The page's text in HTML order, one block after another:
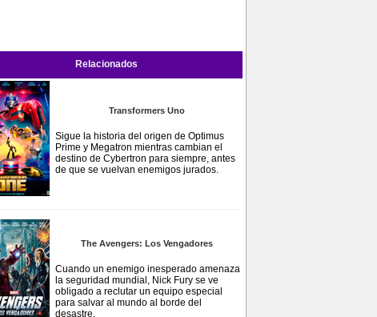
Relacionados
Transformers Uno
Sigue la historia del origen de Optimus
Prime y Megatron mientras cambian el
destino de Cybertron para siempre, antes
de que se vuelvan enemigos jurados.
The Avengers: Los Vengadores
Cuando un enemigo inesperado amenaza
la seguridad mundial, Nick Fury se ve
obligado a reclutar un equipo especial
para salvar al mundo al borde del
desastre.